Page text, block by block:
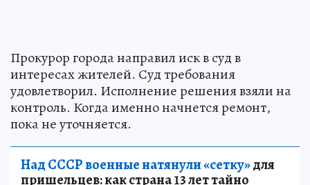
Прокурор города направил иск в суд в
интересах жителей. Суд требования
удовлетворил. Исполнение решения взяли на
контроль. Когда именно начнется ремонт,
пока не уточняется.
Над СССР военные натянули «сетку»для
пришельцев: как страна 13 лет тайно